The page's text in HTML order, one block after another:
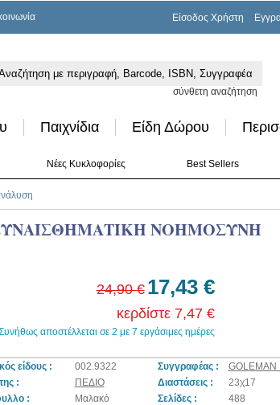
Είσοδος Χρήστη
σύνθετη αναζήτηση
Παιχνίδια Είδη Δώρου
Νέες Κυκλοφορίες Best Sellers
ΝΟΗΜΟΣΥΝΗ
24,90 € 17,43 €
κερδίστε 7,47 €
αποστέλλεται σε 2 με 7 εργάσιμες ημέρες
είδους : 002.9322 Συγγραφέας :
:
ΠΕΔΙΟ Διαστάσεις :
23χ17
:
Μαλακό Σελίδες :
488